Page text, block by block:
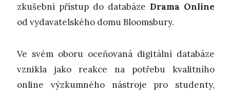
zkušební přístup do databáze Drama Online
od vydavatelského domu Bloomsbury.
Ve svém oboru oceňovaná digitální databáze
vznikla jako reakce na potřebu kvalitního
online výzkumného nástroje pro studenty,